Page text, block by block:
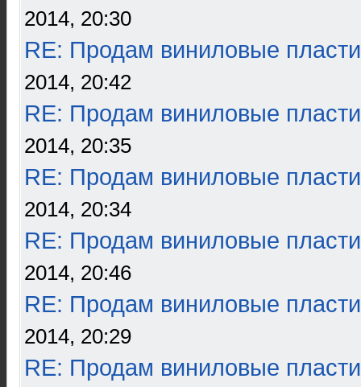
2014, 20:30
RE: Продам виниловые
2014, 20:42
RE: Продам виниловые
2014, 20:35
RE: Продам виниловые
2014, 20:34
RE: Продам виниловые
2014, 20:46
RE: Продам виниловые
2014, 20:29
RE: Продам виниловые